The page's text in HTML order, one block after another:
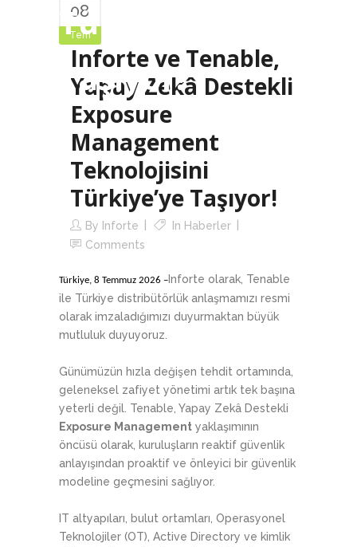
Türkiye’ye
Taşıyor!
08
Tem
Inforte ve Tenable,
Yapay Zekâ Destekli
Exposure
Management
Teknolojisini
Türkiye’ye Taşıyor!
By Inforte In Haberler
Comments
Türkiye, 8 Temmuz 2026 – Inforte olarak, Tenable
ile Türkiye distribütörlük anlaşmamızı resmi
olarak imzaladığımızı duyurmaktan büyük
mutluluk duyuyoruz.
Günümüzün hızla değişen tehdit ortamında,
geleneksel zafiyet yönetimi artık tek başına
yeterli değil. Tenable, Yapay Zekâ Destekli
Exposure Management yaklaşımının
öncüsü olarak, kuruluşların reaktif güvenlik
anlayışından proaktif ve önleyici bir güvenlik
modeline geçmesini sağlıyor.
IT altyapıları, bulut ortamları, Operasyonel
Teknolojiler (OT), Active Directory ve kimlik